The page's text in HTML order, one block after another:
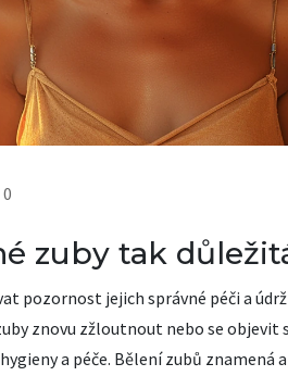
zuby tak
pozornost jejich správné péči a
znovu zžloutnout nebo se objevit
a péče. Bělení zubů znamená